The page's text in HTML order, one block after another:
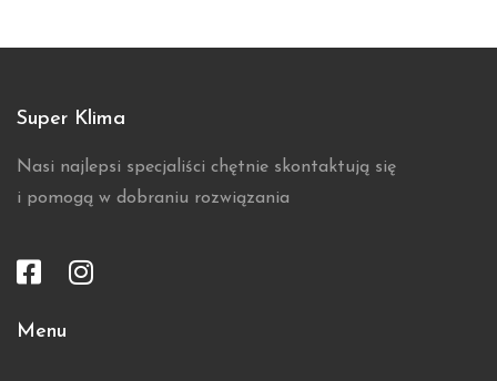
Super Klima
Nasi najlepsi specjaliści chętnie skontaktują się
i pomogą w dobraniu rozwiązania
Menu